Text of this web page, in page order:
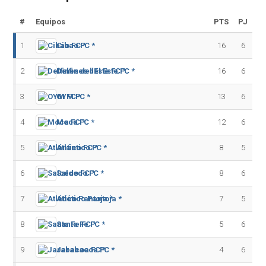
# Equipos PTS PJ
1 Cibao FC * 16 6
2 Delfines del Este FC * 16 6
3 OYM FC * 13 6
4 Moca FC * 12 6
5 Atlántico FC * 8 5
6 Salcedo FC * 8 6
7 Atlético Pantoja * 7 5
8 Santa Fe FC * 5 6
9 Jarabacoa FC * 4 6